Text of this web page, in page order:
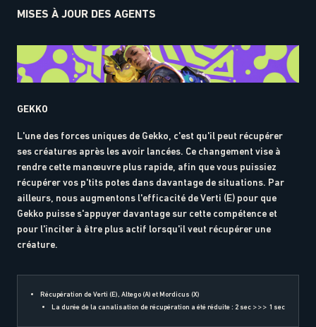
MISES À JOUR DES AGENTS
GEKKO
L'une des forces uniques de Gekko, c'est qu'il peut récupérer
ses créatures après les avoir lancées. Ce changement vise à
rendre cette manœuvre plus rapide, afin que vous puissiez
récupérer vos p'tits potes dans davantage de situations. Par
ailleurs, nous augmentons l'efficacité de Verti (E) pour que
Gekko puisse s'appuyer davantage sur cette compétence et
pour l'inciter à être plus actif lorsqu'il veut récupérer une
créature.
Récupération de Verti (E), Altego (A) et Mordicus (X)
La durée de la canalisation de récupération a été réduite : 2 sec >>> 1 sec